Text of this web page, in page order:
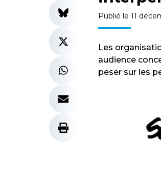
Publié le 11
Les
audience
peser sur les